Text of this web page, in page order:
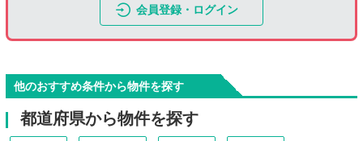
会員登録・ログイン
他のおすすめ条件から物件を探す
都道府県から物件を探す